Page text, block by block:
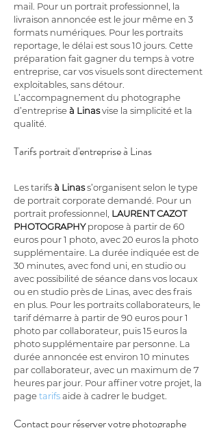
mail. Pour un portrait professionnel, la
livraison annoncée est le jour même en 3
formats numériques. Pour les portraits
reportage, le délai est sous 10 jours. Cette
préparation fait gagner du temps à votre
entreprise, car vos visuels sont directement
exploitables, sans détour.
L’accompagnement du photographe
d’entreprise à Linas vise la simplicité et la
qualité.
Tarifs portrait d'entreprise à Linas
Les tarifs à Linas s’organisent selon le type
de portrait corporate demandé. Pour un
portrait professionnel, LAURENT CAZOT
PHOTOGRAPHY propose à partir de 60
euros pour 1 photo, avec 20 euros la photo
supplémentaire. La durée indiquée est de
30 minutes, avec fond uni, en studio ou
avec possibilité de séance dans vos locaux
ou en studio près de Linas, avec des frais
en plus. Pour les portraits collaborateurs, le
tarif démarre à partir de 90 euros pour 1
photo par collaborateur, puis 15 euros la
photo supplémentaire par personne. La
durée annoncée est environ 10 minutes
par collaborateur, avec un maximum de 7
heures par jour. Pour affiner votre projet, la
page tarifs aide à cadrer le budget.
Contact pour réserver votre photographe